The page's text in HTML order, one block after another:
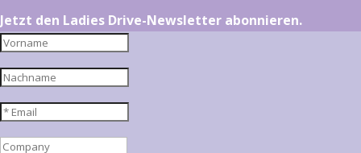
Jetzt den Ladies Drive-Newsletter abonnieren.